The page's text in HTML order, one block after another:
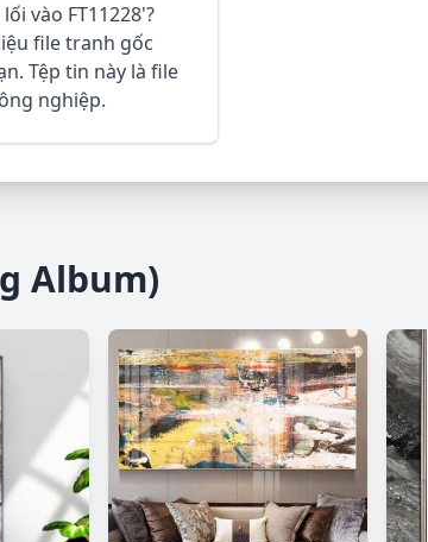
vào FT11228'?
file tranh gốc
Tệp tin này là file
nghiệp.
Album)